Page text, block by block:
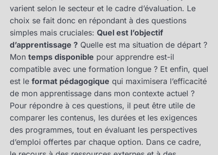
varient selon le secteur et le cadre d’évaluation. Le
choix se fait donc en répondant à des questions
simples mais cruciales: Quel est l’objectif
d’apprentissage ? Quelle est ma situation de départ ?
Mon temps disponible pour apprendre est-il
compatible avec une formation longue ? Et enfin, quel
est le format pédagogique qui maximisera l’efficacité
de mon apprentissage dans mon contexte actuel ?
Pour répondre à ces questions, il peut être utile de
comparer les contenus, les durées et les exigences
des programmes, tout en évaluant les perspectives
d’emploi offertes par chaque option. Dans ce cadre,